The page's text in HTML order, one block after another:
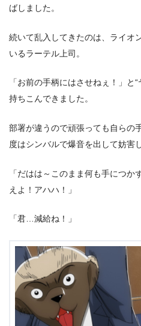
ばしました。
続いて乱入してきたのは、ライオ
いるラーテル上司。
「お前の手柄にはさせねぇ！」と
持ちこんできました。
部署が違うので頑張っても自らの
度はシンバルで爆音を出して妨害
「だはは～このまま何も手につ
えよ！アハハ！」
「君…減給ね！」